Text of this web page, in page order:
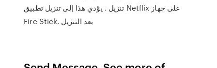
تنزيل . يؤدي هذا إلى تنزيل تطبيق Netflix على جهاز